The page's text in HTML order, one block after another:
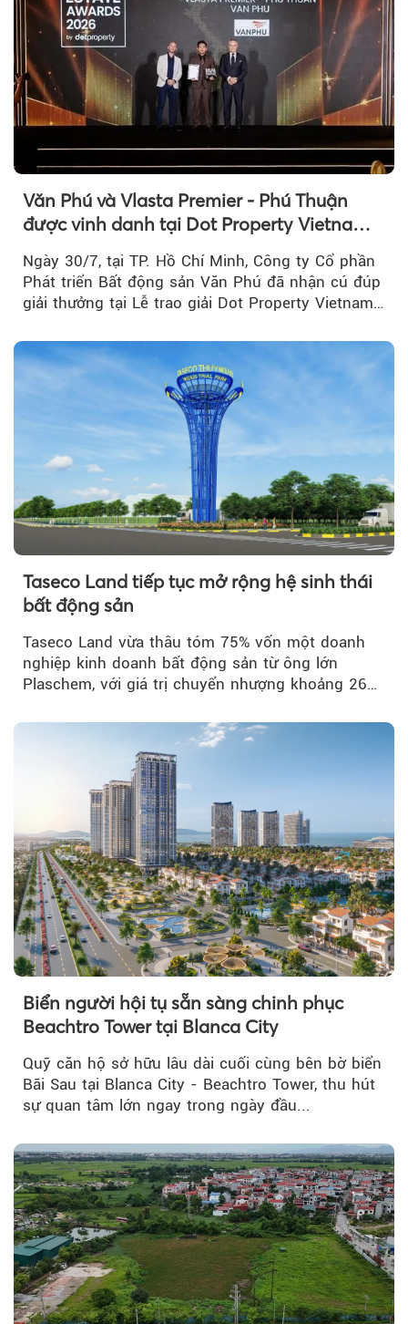
Văn Phú và Vlasta Premier - Phú Thuận
được vinh danh tại Dot Property Vietnam
Ngày 30/7, tại TP. Hồ Chí Minh, Công ty Cổ phần
Phát triển Bất động sản Văn Phú đã nhận cú đúp
giải thưởng tại Lễ trao giải Dot Property Vietnam
Taseco Land tiếp tục mở rộng hệ sinh thái
bất động sản
Taseco Land vừa thâu tóm 75% vốn một doanh
nghiệp kinh doanh bất động sản từ ông lớn
Plaschem, với giá trị chuyển nhượng khoảng 262
Biển người hội tụ sẵn sàng chinh phục
Beachtro Tower tại Blanca City
Quỹ căn hộ sở hữu lâu dài cuối cùng bên bờ biển
Bãi Sau tại Blanca City - Beachtro Tower, thu hút
sự quan tâm lớn ngay trong ngày đầu...